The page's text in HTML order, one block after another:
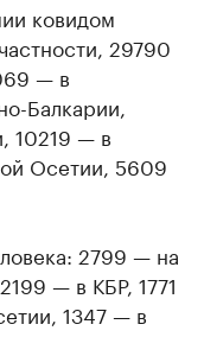
ковидом
29790
— в
Балкарии,
10219 — в
Осетии, 5609
2799 — на
— в КБР, 1771
1347 — в